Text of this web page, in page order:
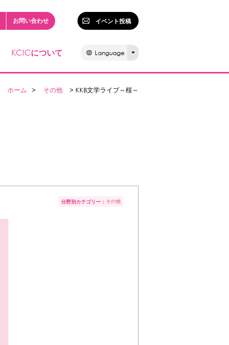
お問い合わせ イベント投稿
KCICについて Language
ホーム > その他 > KKB文学ライブ～桜～
分野別カテゴリー： その他